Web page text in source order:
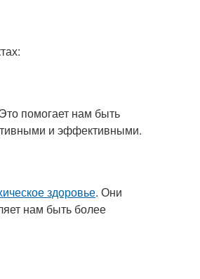
помогает нам быть
и эффективными.
здоровье. Они
нам быть более